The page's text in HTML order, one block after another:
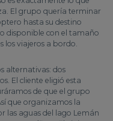
El grupo quería terminar
hasta su destino
disponible con el tamaño
los viajeros a bordo.
alternativas: dos
El cliente eligió esta
de que el grupo
que organizamos la
las aguas del lago Lemán